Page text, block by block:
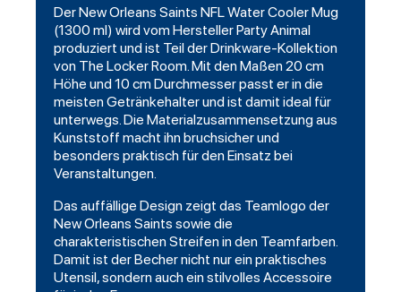
Der New Orleans Saints NFL Water Cooler Mug
(1300 ml) wird vom Hersteller Party Animal
produziert und ist Teil derDrinkware-Kollektion
von The Locker Room. Mit den Maßen 20 cm
Höhe und 10 cm Durchmesser passt er in die
meisten Getränkehalter und ist damit ideal für
unterwegs. Die Materialzusammensetzung aus
Kunststoff macht ihn bruchsicher und
besonders praktisch für den Einsatz bei
Veranstaltungen.
Das auffällige Design zeigt das Teamlogo der
New Orleans Saints sowie die
charakteristischen Streifen in den Teamfarben.
Damit ist der Becher nicht nur ein praktisches
Utensil, sondern auch ein stilvolles Accessoire